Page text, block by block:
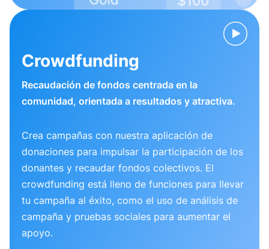
Crowdfunding
Recaudación de fondos centrada en la
comunidad, orientada a resultados y atractiva.
Crea campañas con nuestra aplicación de
donaciones para impulsar la participación de los
donantes y recaudar fondos colectivos. El
crowdfunding está lleno de funciones para llevar
tu campaña al éxito, como el uso de análisis de
campaña y pruebas sociales para aumentar el
apoyo.